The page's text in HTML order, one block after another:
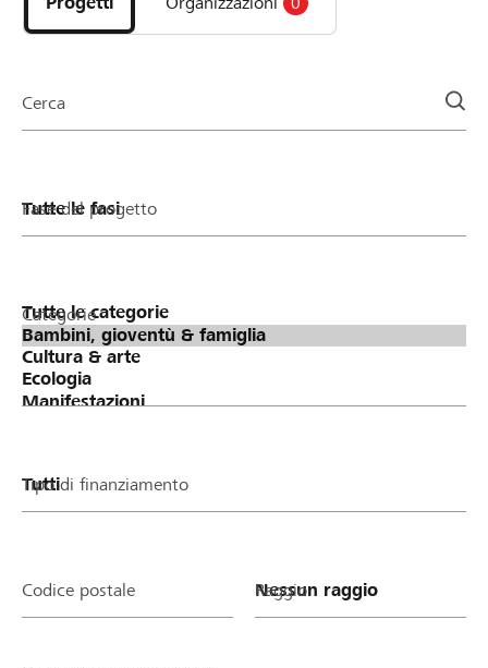
e
della
Cerca
Fase del progetto
Categorie
Tipo di finanziamento
Codice postale Raggio